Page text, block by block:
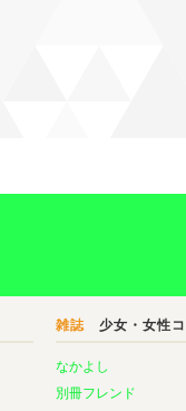
雑誌 少女・女性
なかよし
別冊フレンド